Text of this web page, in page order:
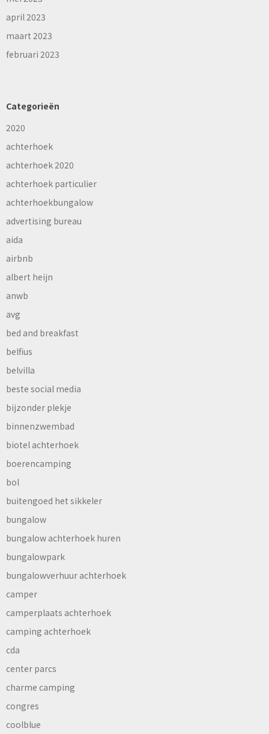
april 2023
maart 2023
februari 2023
Categorieën
2020
achterhoek
achterhoek 2020
achterhoek particulier
achterhoekbungalow
advertising bureau
aida
airbnb
albert heijn
anwb
avg
bed and breakfast
belfius
belvilla
beste social media
bijzonder plekje
binnenzwembad
biotel achterhoek
boerencamping
bol
buitengoed het sikkeler
bungalow
bungalow achterhoek huren
bungalowpark
bungalowverhuur achterhoek
camper
camperplaats achterhoek
camping achterhoek
cda
center parcs
charme camping
congres
coolblue